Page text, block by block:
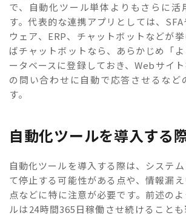
で、自動化ツール単体よりもさらに活
す。代表的な連携アプリとしては、
ウェア、ERP、チャットボットなどが
ばチャットボットなら、あらかじめ「
ータベースに登録しておき、Webサイ
の問い合わせに自動で応答させるなど
す。
自動化ツールを導入する
自動化ツールを導入する際は、システ
て停止する可能性がある点や、情報漏
点などに特に注意が必要です。前述の
ルは24時間365日稼働させ続けることも